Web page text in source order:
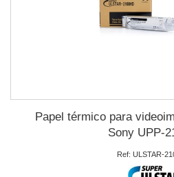
Papel térmico para
Sony UPP-
Ref: ULSTAR-